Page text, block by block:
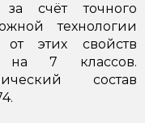
за счёт точного
технологии
этих свойств
на 7 классов.
состав
.